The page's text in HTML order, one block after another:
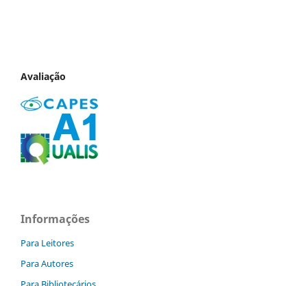
Avaliação
Informações
Para Leitores
Para Autores